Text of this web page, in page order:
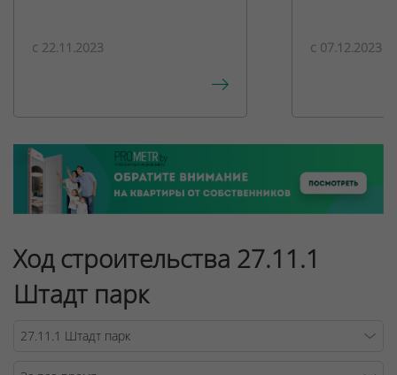
c 22.11.2023 c 07.12.2023
Ход строительства 27.11.1
Штадт парк